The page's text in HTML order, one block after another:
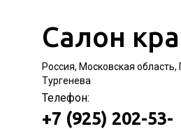
Салон
Россия, Московская
Тургенева
Телефон:
+7 (925) 202-53-